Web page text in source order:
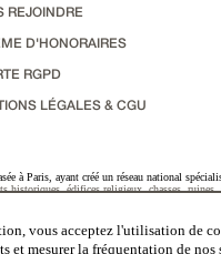
REJOINDRE
D'HONORAIRES
RGPD
LÉGALES & CGU
à Paris, ayant créé un réseau national
historiques,édifices religieux,chasses,ruines,
vous acceptez l'utilisation de
et mesurer la fréquentation de nos